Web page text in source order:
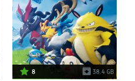
8 38.4 GB